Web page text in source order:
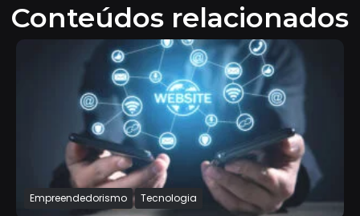
Conteúdos relacionados
Empreendedorismo Tecnologia